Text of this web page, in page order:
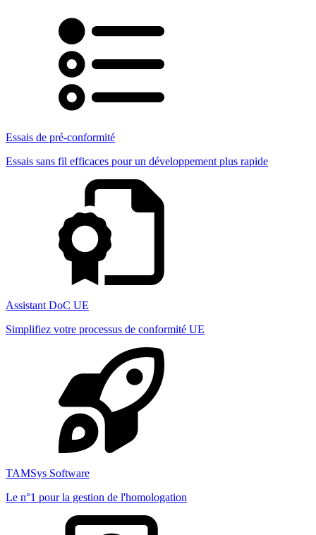
Essais de pré-conformité
Essais sans fil efficaces pour un développement plus rapide
Assistant DoC UE
Simplifiez votre processus de conformité UE
TAMSys Software
Le n°1 pour la gestion de l'homologation